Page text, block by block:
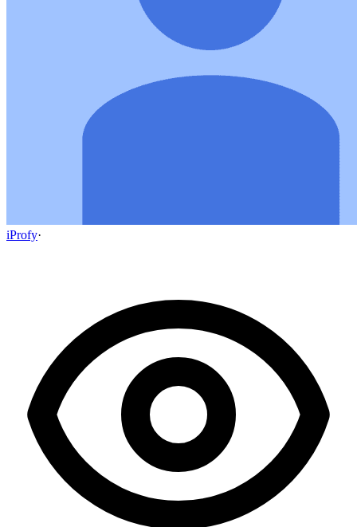
iProfy·